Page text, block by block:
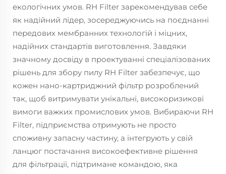
екологічних умов. RH Filter зарекомендував себе
як надійний лідер, зосереджуючись на поєднанні
передових мембранних технологій і міцних,
надійних стандартів виготовлення. Завдяки
значному досвіду в проектуванні спеціалізованих
рішень для збору пилу RH Filter забезпечує, що
кожен нано-картриджний фільтр розроблений
так, щоб витримувати унікальні, високоризикові
вимоги важких промислових умов. Вибираючи RH
Filter, підприємства отримують не просто
споживну запасну частину, а інтегрують у свій
ланцюг постачання високоефективне рішення
для фільтрації, підтримане командою, яка